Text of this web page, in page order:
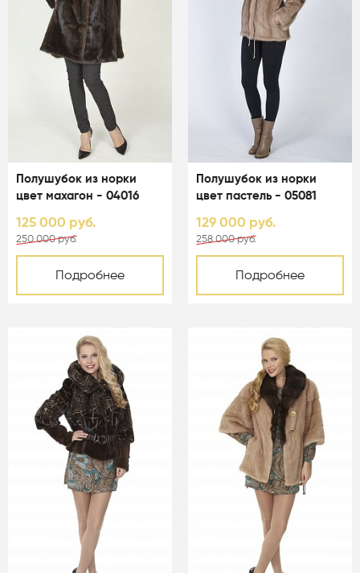
Полушубок из норки
цвет махагон - 04016
125 000 руб.
250 000 руб.
Подробнее
Полушубок из норки
цвет пастель - 05081
129 000 руб.
258 000 руб.
Подробнее